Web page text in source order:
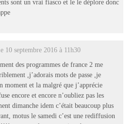
sont un vrai fiasco et le le déplore donc
10 septembre 2016 à 11h30
des programmes de france 2 me
,j’adorais mots de passe ,je
moment et la malgré que j’apprécie
encore et encore n’oubliez pas les
dimanche idem c’était beaucoup plus
motus le samedi c’est une rediffusion